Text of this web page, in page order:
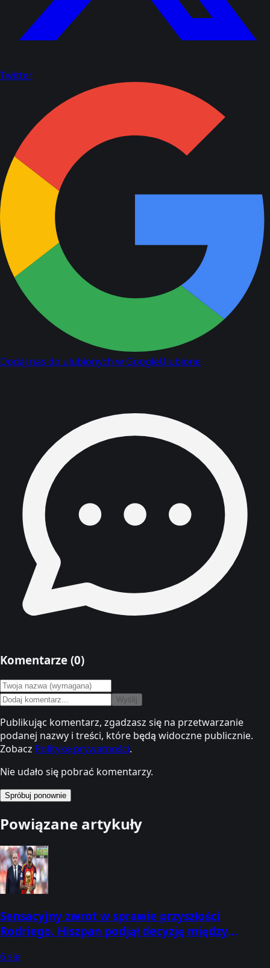
Twitter
Dodaj nas do ulubionych w GoogleUlubione
Komentarze (0)
Wyślij
Publikując komentarz, zgadzasz się na przetwarzanie
podanej nazwy i treści, które będą widoczne publicznie.
Zobacz Politykę prywatności.
Nie udało się pobrać komentarzy.
Spróbuj ponownie
Powiązane artykuły
Sensacyjny zwrot w sprawie przyszłości
Rodriego. Hiszpan podjął decyzję między
6 sie